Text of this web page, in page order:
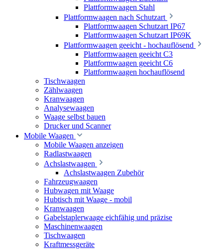
Plattformwaagen Stahl
Plattformwaagen nach Schutzart
Plattformwaagen Schutzart IP67
Plattformwaagen Schutzart IP69K
Plattformwaagen geeicht - hochauflösend
Plattformwaagen geeicht C3
Plattformwaagen geeicht C6
Plattformwaagen hochauflösend
Tischwaagen
Zählwaagen
Kranwaagen
Analysewaagen
Waage selbst bauen
Drucker und Scanner
Mobile Waagen
Mobile Waagen anzeigen
Radlastwaagen
Achslastwaagen
Achslastwaagen Zubehör
Fahrzeugwaagen
Hubwagen mit Waage
Hubtisch mit Waage - mobil
Kranwaagen
Gabelstaplerwaage eichfähig und präzise
Maschinenwaagen
Tischwaagen
Kraftmessgeräte